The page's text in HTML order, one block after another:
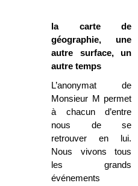
la carte de
géographie, une
autre surface, un
autre temps
L’anonymat de
Monsieur M permet
à chacun d’entre
nous de se
retrouver en lui.
Nous vivons tous
les grands
événements